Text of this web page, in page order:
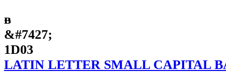
ᴃ
&#7427;
1D03
LATIN LETTER SMALL CAPITAL